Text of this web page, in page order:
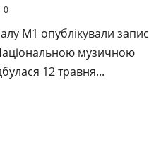
0
М1 опублікували запис
музичною
12 травня...